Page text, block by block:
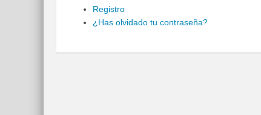
Registro
¿Has olvidado tu contraseña?